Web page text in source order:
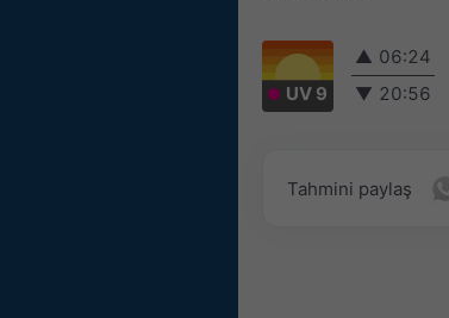
UV 9
▲ 06:24
▼ 20:56
Tahmini paylaş